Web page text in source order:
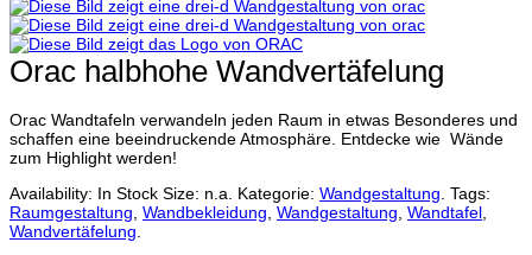
Orac halbhohe Wandvertäfelung
Orac Wandtafeln verwandeln jeden Raum in etwas Besonderes und
schaffen eine beeindruckende Atmosphäre. Entdecke wie Wände
zum Highlight werden!
Availability: In Stock Size: n.a. Kategorie: Wandgestaltung Tags:
Raumgestaltung Wandbekleidung Wandgestaltung Wandtafel
Wandvertäfelung